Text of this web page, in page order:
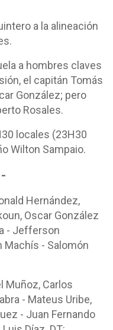
a la alineación
a hombres claves
el capitán Tomás
González; pero
Rosales.
locales (23H30
Wilton Sampaio.
Hernández,
Oscar González
- Jefferson
Machís - Salomón
Muñoz, Carlos
- Mateus Uribe,
- Juan Fernando